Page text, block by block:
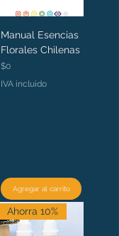
Manual Esencias
Florales Chilenas
Precio
$0
IVA incluido
Agregar al carrito
Ahorra 10%